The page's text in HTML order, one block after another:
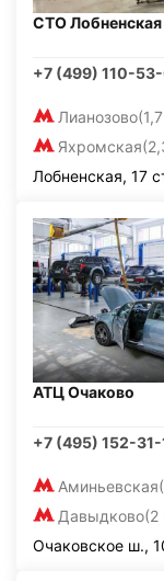
СТО Лобненская
+7 (499) 110-
Лианозово
Яхромская
Лобненская, 17
АТЦ Очаково
+7 (495) 152-31-
Аминьевская
Давыдково(2
Очаковское ш.,